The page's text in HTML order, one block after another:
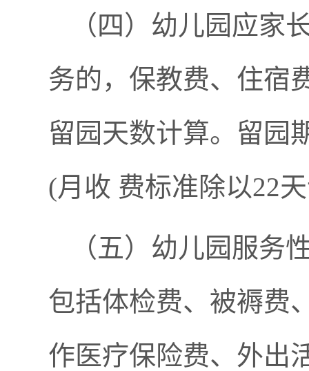
（四）幼儿园应家
务的，保教费、住宿
留园天数计算。留园
(月收 费标准除以22
（五）幼儿园服务
包括体检费、被褥费
作医疗保险费、外出